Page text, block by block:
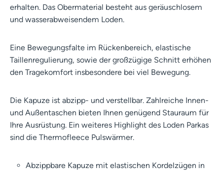
erhalten. Das Obermaterial besteht aus geräuschlosem
und wasserabweisendem Loden.
Eine Bewegungsfalte im Rückenbereich, elastische
Taillenregulierung, sowie der großzügige Schnitt erhöhen
den Tragekomfort insbesondere bei viel Bewegung.
Die Kapuze ist abzipp- und verstellbar. Zahlreiche Innen-
und Außentaschen bieten Ihnen genügend Stauraum für
Ihre Ausrüstung. Ein weiteres Highlight des Loden Parkas
sind die Thermofleece Pulswärmer.
Abzippbare Kapuze mit elastischen Kordelzügen in